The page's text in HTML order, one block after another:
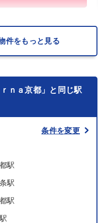
件をもっと見る
ｎａ京都」と同じ駅
条件を変更
駅
駅
駅